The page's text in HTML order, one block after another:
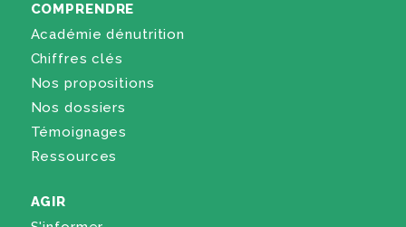
COMPRENDRE
Académie dénutrition
Chiffres clés
Nos propositions
Nos dossiers
Témoignages
Ressources
AGIR